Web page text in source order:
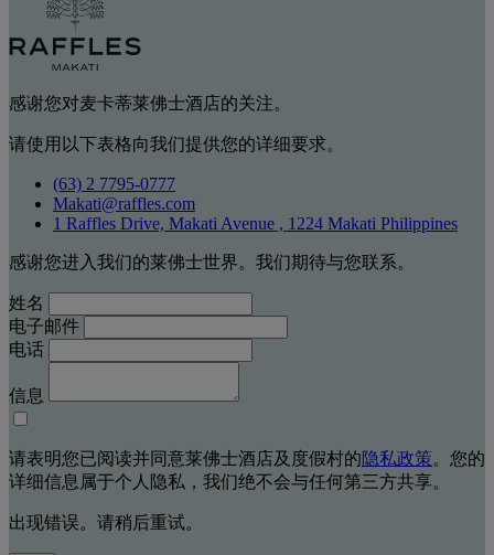
感谢您对麦卡蒂莱佛士酒店的关注。
请使用以下表格向我们提供您的详细要求。
(63) 2 7795-0777
Makati@raffles.com
1 Raffles Drive, Makati Avenue , 1224 Makati Philippines
感谢您进入我们的莱佛士世界。我们期待与您联系。
姓名
电子邮件
电话
信息
请表明您已阅读并同意莱佛士酒店及度假村的隐私政策。您的
详细信息属于个人隐私，我们绝不会与任何第三方共享。
出现错误。请稍后重试。